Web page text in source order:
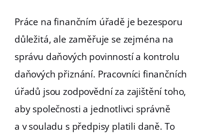
Práce na finančním úřadě je bezesporu
důležitá, ale zaměřuje se zejména na
správu daňových povinností a kontrolu
daňových přiznání. Pracovníci finančních
úřadů jsou zodpovědní za zajištění toho,
aby společnosti a jednotlivci správně
a v souladu s předpisy platili daně. To